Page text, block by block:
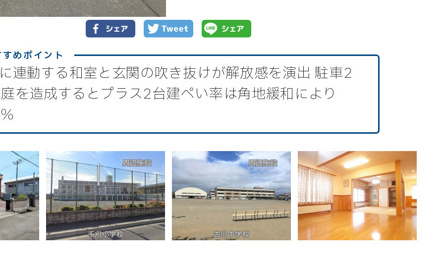
連動する和室と玄関の吹き抜けが解放感を演出 駐車2
を造成するとプラス2台建ぺい率は角地緩和により
周辺施設
千刈小学校
周辺施設
古川中学校